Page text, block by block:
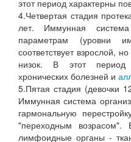
этот период характерны
4.Четвертая стадия
лет. Иммунная
параметрам (уровни
соответствует взрослой,
низок. В этот период
хронических болезней и
5.Пятая стадия (девочки
Иммунная система
гармональную
"переходным возрасом".
лимфоидные органы -